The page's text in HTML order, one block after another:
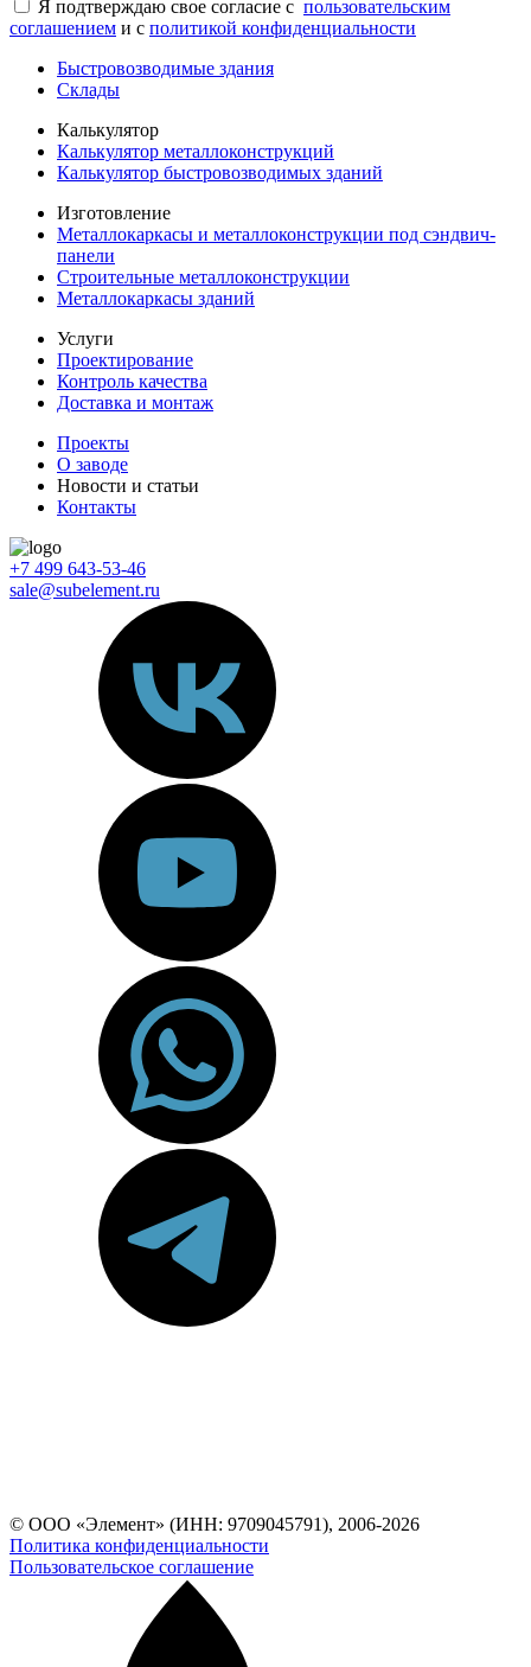
Я подтверждаю свое согласие с пользовательским
соглашением и с политикой конфиденциальности
Быстровозводимые здания
Склады
Калькулятор
Калькулятор металлоконструкций
Калькулятор быстровозводимых зданий
Изготовление
Металлокаркасы и металлоконструкции под сэндвич-
панели
Строительные металлоконструкции
Металлокаркасы зданий
Услуги
Проектирование
Контроль качества
Доставка и монтаж
Проекты
О заводе
Новости и статьи
Контакты
+7 499 643-53-46
sale@subelement.ru
© ООО «Элемент» (ИНН: 9709045791), 2006-2026
Политика конфиденциальности
Пользовательское соглашение